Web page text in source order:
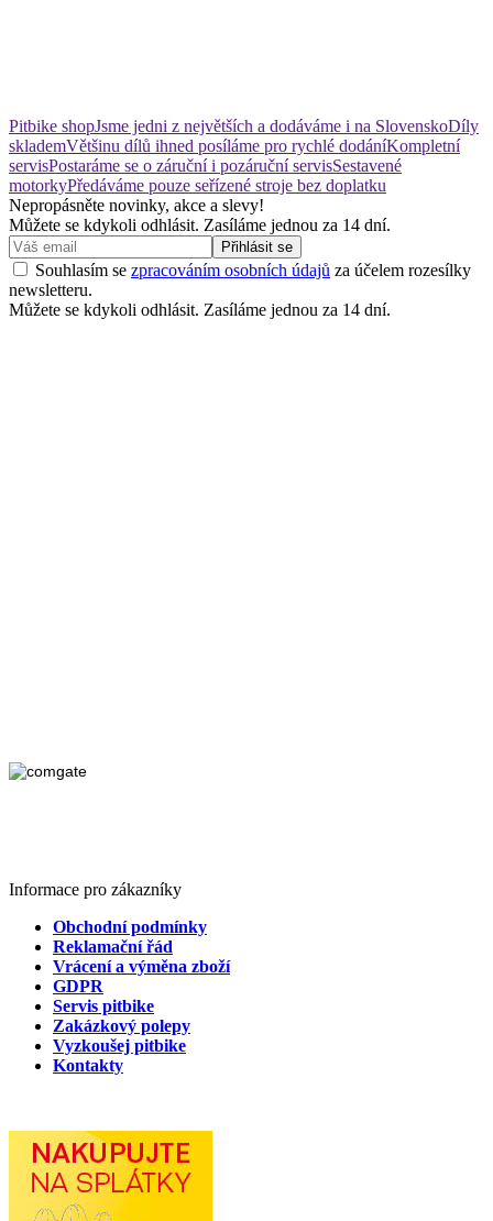
Pitbike shopJsme jedni z největších a dodáváme i na SlovenskoDíly
sklademVětšinu dílů ihned posíláme pro rychlé dodáníKompletní
servisPostaráme se o záruční i pozáruční servisSestavené
motorkyPředáváme pouze seřízené stroje bez doplatku
Nepropásněte novinky, akce a slevy!
Můžete se kdykoli odhlásit. Zasíláme jednou za 14 dní.
Přihlásit se
Souhlasím se zpracováním osobních údajů za účelem rozesílky
newsletteru.
Můžete se kdykoli odhlásit. Zasíláme jednou za 14 dní.
Informace pro zákazníky
Obchodní podmínky
Reklamační řád
Vrácení a výměna zboží
GDPR
Servis pitbike
Zakázkový polepy
Vyzkoušej pitbike
Kontakty